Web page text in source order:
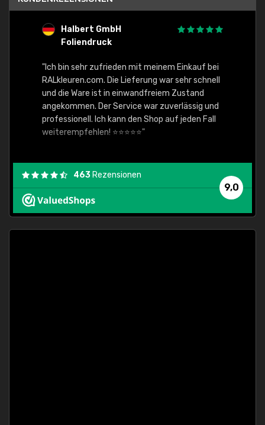
Halbert GmbH
Foliendruck
"Ich bin sehr zufrieden mit meinem Einkauf bei
RALkleuren.com. Die Lieferung war sehr schnell
und die Ware ist in einwandfreiem Zustand
angekommen. Der Service war zuverlässig und
professionell. Ich kann den Shop auf jeden Fall
weiterempfehlen! ⭐⭐⭐⭐⭐"
9,0
463 Rezensionen